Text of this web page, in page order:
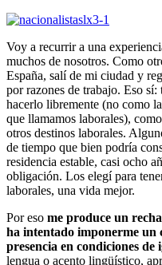
Voy a recurrir a una
muchos de nosotros. Como
España, salí de mi ciudad y
por razones de trabajo. Eso
hacerlo libremente (no como
que llamamos laborales),
otros destinos laborales.
de tiempo que bien podría
residencia estable, casi ocho
obligación. Los elegí para
laborales, una vida mejor.
Por eso me produce un
ha intentado imponerme un
presencia en condiciones de
lengua o acento lingüístico,